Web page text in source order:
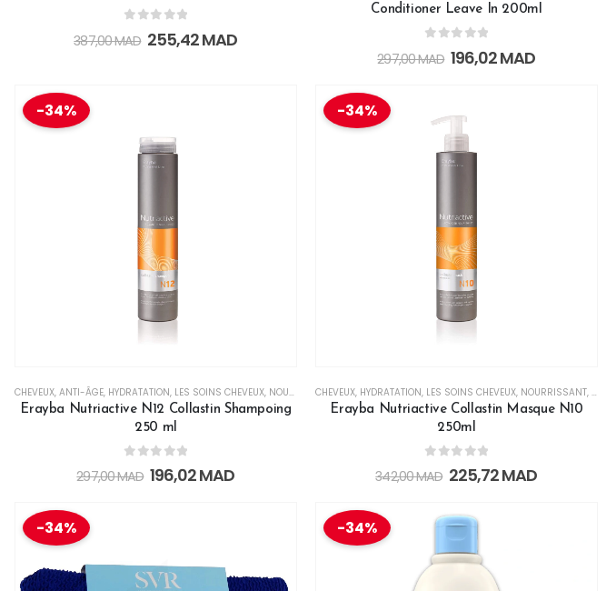
387,00MAD 255,42MAD
Conditioner Leave In 200ml
out of 5
297,00MAD 196,02MAD
,SERUM,SPRAY
-34%
CHEVEUX, ANTI-ÂGE, HYDRATATION, LES SOINS CHEVEUX, NOURRISSANT ,RÉPARATEUR,SHAMPOINGS
Erayba Nutriactive N12 Collastin Shampoing
250 ml
out of 5
297,00MAD 196,02MAD
-34%
CHEVEUX, HYDRATATION, LES SOINS CHEVEUX, NOURRISSANT,
Erayba Nutriactive Collastin Masque N10
250ml
out of 5
342,00MAD 225,72MAD
-34% -34%